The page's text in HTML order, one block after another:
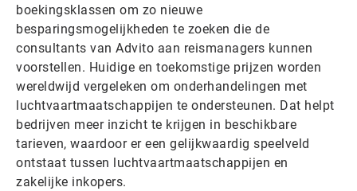
boekingsklassen om zo nieuwe
besparingsmogelijkheden te zoeken die de
consultants van Advito aan reismanagers kunnen
voorstellen. Huidige en toekomstige prijzen worden
wereldwijd vergeleken om onderhandelingen met
luchtvaartmaatschappijen te ondersteunen. Dat helpt
bedrijven meer inzicht te krijgen in beschikbare
tarieven, waardoor er een gelijkwaardig speelveld
ontstaat tussen luchtvaartmaatschappijen en
zakelijke inkopers.